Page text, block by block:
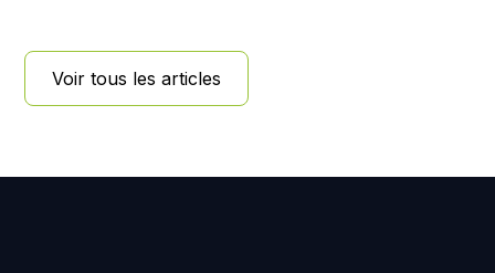
Voir tous les articles